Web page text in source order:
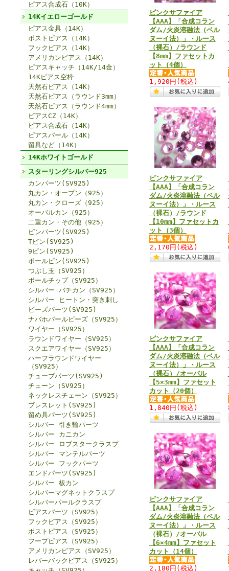
ピアス合成石（10K）
14Kイエローゴールド
ピアス金具（14K）
ポストピアス（14K）
フックピアス（14K）
アメリカンピアス（14K）
ピアスキャッチ（14K/14金）
14Kピアス空枠
天然石ピアス（14K）
天然石ピアス（ラウンド3mm）
天然石ピアス（ラウンド4mm）
ピアスCZ（14K）
ピアス合成石（14K）
ピアスパール（14K）
留具など（14K）
14Kホワイトゴールド
スターリングシルバー925
カンパーツ(SV925)
丸カン・オープン（925）
丸カン・クローズ（925）
オーバルカン（925）
二重カン・その他（925）
ピンパーツ(SV925)
Tピン(SV925)
9ピン(SV925)
ボールピン(SV925)
つぶし玉（SV925）
ボールチップ（SV925）
シルバー バチカン（SV925）
シルバー ヒートン・突き刺し
ビーズパーツ(SV925)
ナバホパールビーズ（SV925）
ワイヤー（SV925）
ラウンドワイヤー（SV925）
スクエアワイヤー（SV925）
ハーフラウンドワイヤー
（SV925）
チューブパーツ(SV925)
チェーン（SV925）
ネックレスチェーン（SV925）
ブレスレット(SV925)
留め具パーツ(SV925)
シルバー 引き輪パーツ
シルバー カニカン
シルバー ロブスタークラスプ
シルバー マンテルパーツ
シルバー フックパーツ
エンドパーツ(SV925)
シルバー 板カン
シルバーマグネットクラスプ
シルバーパールクラスプ
ピアスパーツ（SV925）
フックピアス（SV925）
ポストピアス（SV925）
フープピアス（SV925）
アメリカンピアス（SV925）
レバーバックピアス（SV925）
ピンクサファイア
【AAA】「合成コラン
ダム/火炎溶融法（ベル
ヌーイ法）」・ルース
（裸石）/ラウンド
【8mm】ファセットカ
ット（4個）
1,920円 (税込)
ピンクサファイア
【AAA】「合成コラン
ダム/火炎溶融法（ベル
ヌーイ法）」・ルース
（裸石）/ラウンド
【10mm】ファセットカ
ット（3個）
2,170円 (税込)
ピンクサファイア
【AAA】「合成コラン
ダム/火炎溶融法（ベル
ヌーイ法）」・ルース
（裸石）/オーバル
【5×3mm】ファセット
カット（20個）
1,840円 (税込)
ピンクサファイア
【AAA】「合成コラン
ダム/火炎溶融法（ベル
ヌーイ法）」・ルース
（裸石）/オーバル
【6×4mm】ファセット
カット（14個）
2,180円 (税込)